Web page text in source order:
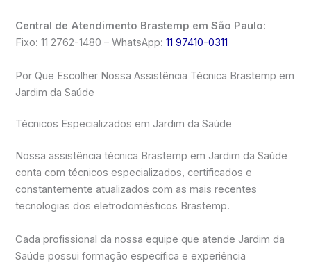
Central de Atendimento Brastemp em São Paulo:
Fixo: 11 2762-1480 – WhatsApp:11 97410-0311
Por Que Escolher Nossa Assistência Técnica Brastemp em
Jardim da Saúde
Técnicos Especializados em Jardim da Saúde
Nossa assistência técnica Brastemp em Jardim da Saúde
conta com técnicos especializados, certificados e
constantemente atualizados com as mais recentes
tecnologias dos eletrodomésticos Brastemp.
Cada profissional da nossa equipe que atende Jardim da
Saúde possui formação específica e experiência